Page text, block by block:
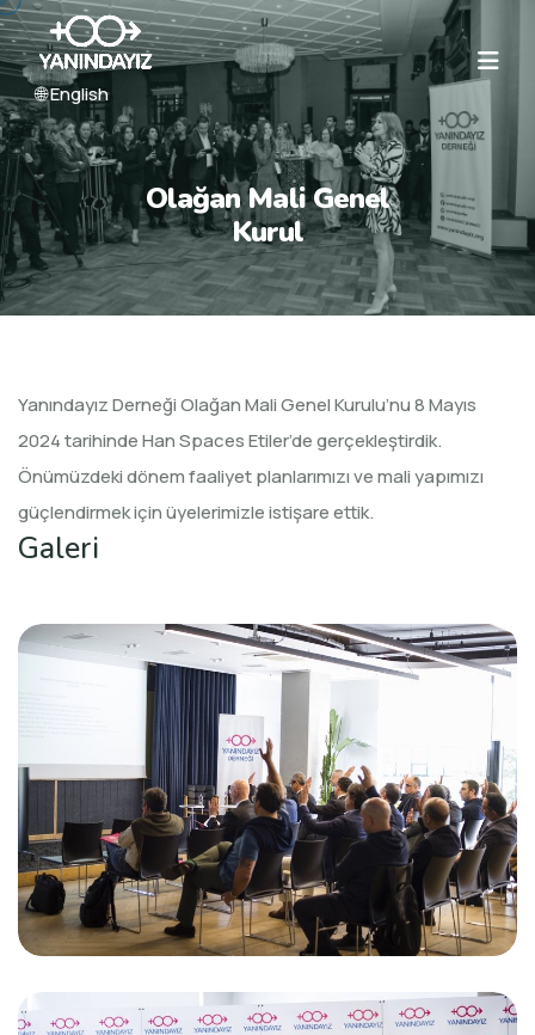
🌐 English
Olağan Mali Genel
Kurul
Yanındayız Derneği Olağan Mali Genel Kurulu’nu 8 Mayıs
2024 tarihinde Han Spaces Etiler’de gerçekleştirdik.
Önümüzdeki dönem faaliyet planlarımızı ve mali yapımızı
güçlendirmek için üyelerimizle istişare ettik.
Galeri